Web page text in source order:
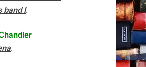
band I.
.